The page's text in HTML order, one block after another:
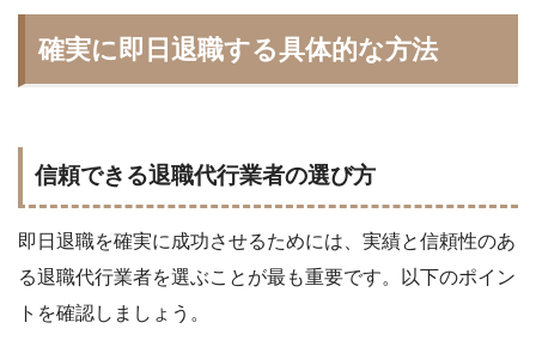
確実に即日退職する具体的な方法
信頼できる退職代行業者の選び方
即日退職を確実に成功させるためには、実績と信頼性のあ
る退職代行業者を選ぶことが最も重要です。以下のポイン
トを確認しましょう。